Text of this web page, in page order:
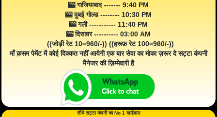
🎰 गाजियाबाद ------- 9:40 PM
🎰 दुबई गोल्ड -------- 10:30 PM
🎰 गली ----------- 11:40 PM
🎰 दिसावर ---------- 03:00 AM
((जोड़ी रेट 10=960/-)) ((हरूफ़ रेट 100=960/-))
माँ क़सम पेमेंट में कोई दिक्कत नहीं आयेगी एक बार सेवा का मोका ज़रूर दे सट्टा कंपनी
मैनेजर की ज़िम्मेवारी है
सीधे सट्टा कंपनी का No 1 खाईवाल